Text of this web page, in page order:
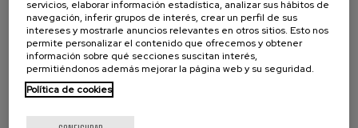
servicios, elaborar información estadística, analizar sus hábitos de
navegación, inferir grupos de interés, crear un perfil de sus
intereses y mostrarle anuncios relevantes en otros sitios. Esto nos
permite personalizar el contenido que ofrecemos y obtener
información sobre qué secciones suscitan interés,
permitiéndonos además mejorar la página web y su seguridad.
Política de cookies